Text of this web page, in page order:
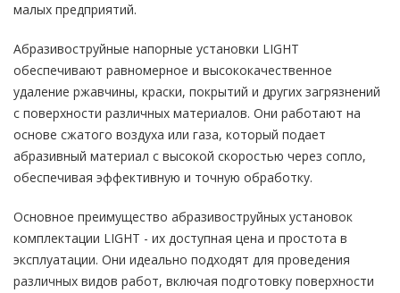
малых предприятий.
Абразивоструйные напорные установки LIGHT
обеспечивают равномерное и высококачественное
удаление ржавчины, краски, покрытий и других загрязнений
с поверхности различных материалов. Они работают на
основе сжатого воздуха или газа, который подает
абразивный материал с высокой скоростью через сопло,
обеспечивая эффективную и точную обработку.
Основное преимущество абразивоструйных установок
комплектации LIGHT - их доступная цена и простота в
эксплуатации. Они идеально подходят для проведения
различных видов работ, включая подготовку поверхности